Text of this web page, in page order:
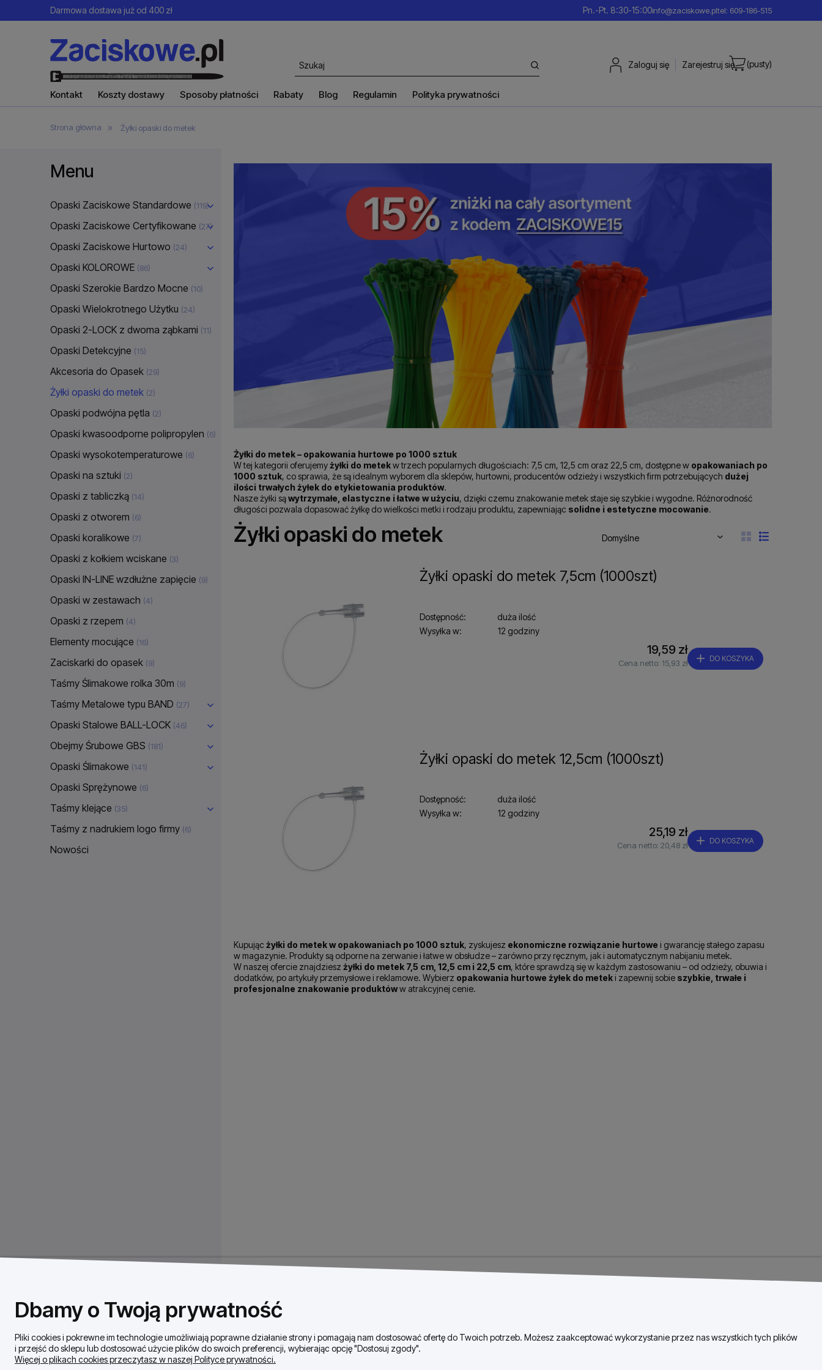
Darmowa dostawa już od 400 zł Pn.-Pt. 8:30-15:00info@zaciskowe.pltel: 609-186-515
Zarejestruj się
Zaloguj się (pusty)
Kontakt Koszty dostawy Sposoby płatności Rabaty Blog Regulamin Polityka prywatności
Strona główna » Żyłki opaski do metek
Menu
Opaski Zaciskowe Standardowe (119)
Opaski Zaciskowe Certyfikowane (27)
Opaski Zaciskowe Hurtowo (24)
Opaski KOLOROWE (86)
Opaski Szerokie Bardzo Mocne (10)
Opaski Wielokrotnego Użytku (24)
Opaski 2-LOCK z dwoma ząbkami (11)
Opaski Detekcyjne (15)
Akcesoria do Opasek (29)
Żyłki opaski do metek (2)
Opaski podwójna pętla (2)
Opaski kwasoodporne polipropylen (6)
Opaski wysokotemperaturowe (6)
Opaski na sztuki (2)
Opaski z tabliczką (14)
Opaski z otworem (6)
Opaski koralikowe (7)
Opaski z kołkiem wciskane (3)
Opaski IN-LINE wzdłużne zapięcie (9)
Opaski w zestawach (4)
Opaski z rzepem (4)
Elementy mocujące (16)
Zaciskarki do opasek (9)
Taśmy Ślimakowe rolka 30m (9)
Taśmy Metalowe typu BAND (27)
Opaski Stalowe BALL-LOCK (46)
Obejmy Śrubowe GBS (181)
Opaski Ślimakowe (141)
Opaski Sprężynowe (6)
Taśmy klejące (35)
Taśmy z nadrukiem logo firmy (6)
Nowości
Żyłki do metek – opakowania hurtowe po 1000 sztuk
W tej kategorii oferujemyżyłki do metekw trzech popularnych długościach: 7,5 cm, 12,5 cm oraz 22,5 cm, dostępne w opakowaniach po
1000 sztuk, co sprawia, że są idealnym wyborem dla sklepów, hurtowni, producentów odzieży i wszystkich firm potrzebujących dużej
ilości trwałych żyłek do etykietowania produktów.
Nasze żyłki sąwytrzymałe, elastyczne i łatwe w użyciu, dzięki czemu znakowanie metek staje się szybkie i wygodne. Różnorodność
długości pozwala dopasować żyłkę do wielkości metki i rodzaju produktu, zapewniając solidne i estetyczne mocowanie.
Żyłki opaski do metek
Żyłki opaski do metek 7,5cm (1000szt)
Dostępność:
duża ilość
Wysyłka w:
12 godziny
19,59 zł
Cena netto: 15,93 zł DO KOSZYKA
Żyłki opaski do metek 12,5cm (1000szt)
Dostępność:
duża ilość
Wysyłka w:
12 godziny
25,19 zł
Cena netto: 20,48 zł DO KOSZYKA
Kupując żyłki do metek w opakowaniach po 1000 sztuk, zyskujesz ekonomiczne rozwiązanie hurtowe i gwarancję stałego zapasu
w magazynie. Produkty są odporne na zerwanie i łatwe w obsłudze – zarówno przy ręcznym, jak i automatycznym nabijaniu metek.
W naszej ofercie znajdziesz żyłki do metek 7,5 cm, 12,5 cm i 22,5 cm, które sprawdzą się w każdym zastosowaniu – od odzieży, obuwia i
dodatków, po artykuły przemysłowe i reklamowe. Wybierz opakowania hurtowe żyłek do metek i zapewnij sobie szybkie, trwałe i
profesjonalne znakowanie produktóww atrakcyjnej cenie.
Dbamy o Twoją prywatność
Pliki cookies i pokrewne im technologie umożliwiają poprawne działanie strony i pomagają nam dostosować ofertę do Twoich potrzeb. Możesz zaakceptować wykorzystanie przez nas wszystkich tych plików
i przejść do sklepu lub dostosować użycie plików do swoich preferencji, wybierając opcję "Dostosuj zgody".
Więcej o plikach cookies przeczytasz w naszej Polityce prywatności.